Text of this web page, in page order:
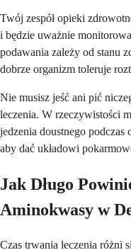
Twój zespół opieki
i będzie uważnie
podawania zależy od stanu
dobrze organizm toleruje
Nie musisz jeść ani pić
leczenia. W rzeczywistości
jedzenia doustnego
aby dać układowi
Jak Długo
Aminokwasy w
Czas trwania leczenia różni